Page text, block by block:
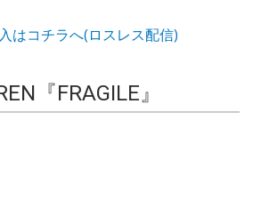
はコチラへ(ロスレス配信)
『FRAGILE』